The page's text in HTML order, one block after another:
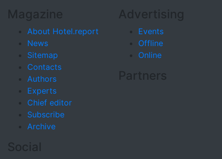
Magazine
About Hotel.report
News
Sitemap
Contacts
Authors
Experts
Chief editor
Subscribe
Archive
Advertising
Events
Offline
Online
Partners
Social